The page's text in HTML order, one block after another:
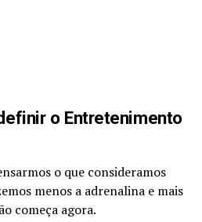
o Entretenimento
o que consideramos
menos a adrenalina e mais
começa agora.